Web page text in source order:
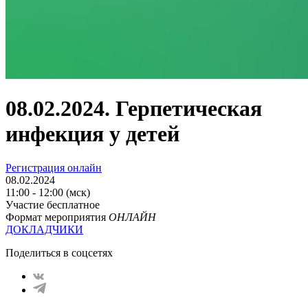
08.02.2024. Герпетическая
инфекция у детей
Регистрация онлайн
08.02.2024
11:00 - 12:00 (мск)
Участие бесплатное
Формат мероприятия ОНЛАЙН
ДОКЛАДЧИКИ
Поделиться в соцсетях